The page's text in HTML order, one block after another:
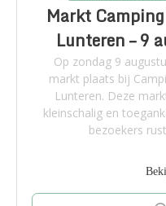
Markt
Lunteren – 9
Op zondag 9
markt plaats bij
Lunteren. Deze
kleinschalig en
bezoekers